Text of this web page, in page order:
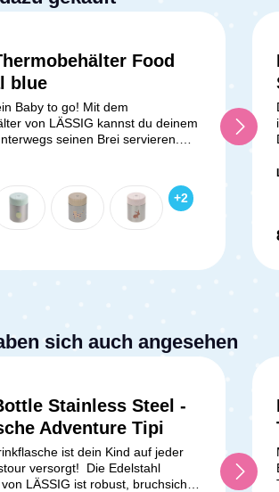
Food
blue
Baby to go! Mit dem
von LÄSSIG kannst du deinem
seinen Brei servieren.
für warme und kalte
Deckel befindet sich ein
dafür sorgt, dass nichts
Mit einem Fassungsvermögen
du den kleinen und großen
aus
+2
sich auch angesehen
Durchschnittliche Bewertung
Stainless Steel -
Adventure Tipi
ist dein Kind auf jeder
versorgt! Die Edelstahl
LÄSSIG ist robust, bruchsicher